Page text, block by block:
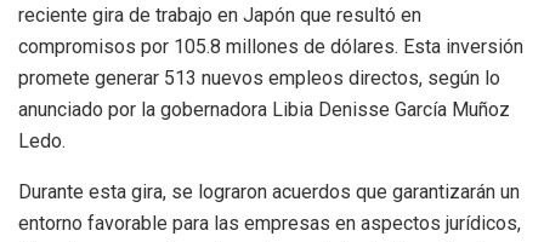
reciente gira de trabajo en Japón que resultó en
compromisos por 105.8 millones de dólares. Esta inversión
promete generar 513 nuevos empleos directos, según lo
anunciado por la gobernadora Libia Denisse García Muñoz
Ledo.
Durante esta gira, se lograron acuerdos que garantizarán un
entorno favorable para las empresas en aspectos jurídicos,